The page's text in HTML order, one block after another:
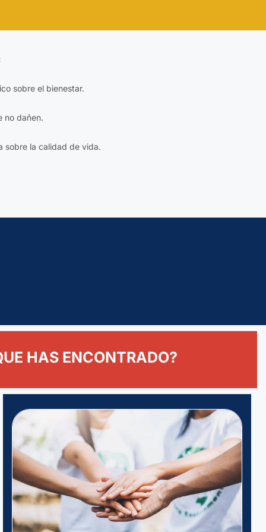
sobre el bienestar.
no dañen.
sobre la calidad de vida.
HAS ENCONTRADO?